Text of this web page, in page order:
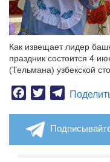
Как извещает лидер
праздник состоится 4
(Тельмана) узбекской
Facebook
TwitterTelegram